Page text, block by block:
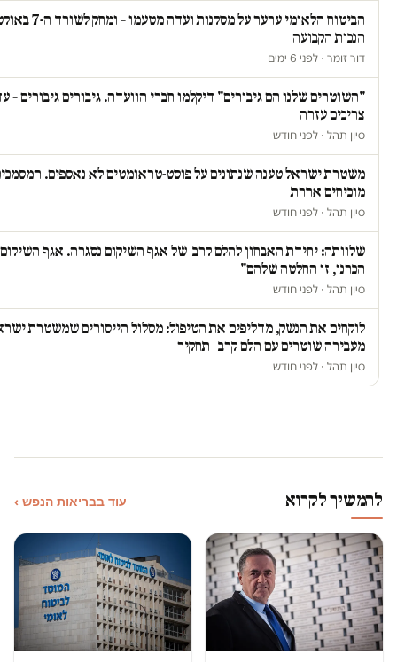
הביטוח הלאומי ערער על
הנכות הקבועה
דור זומר · לפני 6 ימים
"השוטרים שלנו הם גיבורים" דיקלמו חברי הוועדה. גיבורים גיבורים –
צריכים עזרה
סיון תהל · לפני חודש
משטרת ישראל טענה שנתונים על פוסט-טראומטים לא נאספים.
מוכיחים אחרת
סיון תהל · לפני חודש
שלוותה: יחידת האבחון להלם קרב של אגף השיקום נסגרה. אגף
הכרנו, זו החלטה שלהם"
סיון תהל · לפני חודש
לוקחים את הנשק, מדליפים את הטיפול: מסלול הייסורים שמשטרת
מעבירה שוטרים עם הלם קרב | תחקיר
סיון תהל · לפני חודש
להמשיך לקרוא עוד בבריאות הנפש ›